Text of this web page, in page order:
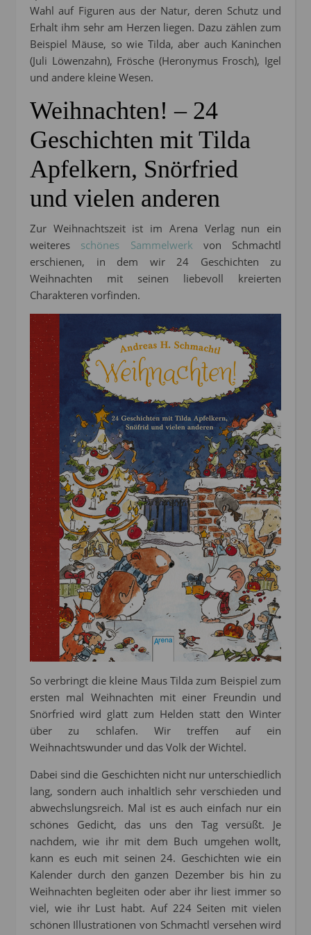
Wahl auf Figuren aus der Natur, deren Schutz und
Erhalt ihm sehr am Herzen liegen. Dazu zählen zum
Beispiel Mäuse, so wie Tilda, aber auch Kaninchen
(Juli Löwenzahn), Frösche (Heronymus Frosch), Igel
und andere kleine Wesen.
Weihnachten! – 24
Geschichten mit Tilda
Apfelkern, Snörfried
und vielen anderen
Zur Weihnachtszeit ist im Arena Verlag nun ein
weiteres schönes Sammelwerk von Schmachtl
erschienen, in dem wir 24 Geschichten zu
Weihnachten mit seinen liebevoll kreierten
Charakteren vorfinden.
So verbringt die kleine Maus Tilda zum Beispiel zum
ersten mal Weihnachten mit einer Freundin und
Snörfried wird glatt zum Helden statt den Winter
über zu schlafen. Wir treffen auf ein
Weihnachtswunder und das Volk der Wichtel.
Dabei sind die Geschichten nicht nur unterschiedlich
lang, sondern auch inhaltlich sehr verschieden und
abwechslungsreich. Mal ist es auch einfach nur ein
schönes Gedicht, das uns den Tag versüßt. Je
nachdem, wie ihr mit dem Buch umgehen wollt,
kann es euch mit seinen 24. Geschichten wie ein
Kalender durch den ganzen Dezember bis hin zu
Weihnachten begleiten oder aber ihr liest immer so
viel, wie ihr Lust habt. Auf 224 Seiten mit vielen
schönen Illustrationen von Schmachtl versehen wird